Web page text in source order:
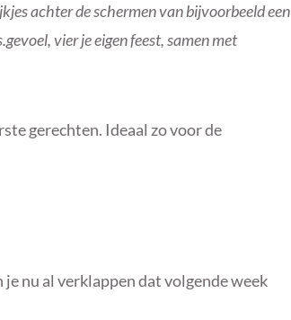
achter de schermen van bijvoorbeeld een
vier je eigen feest, samen met
gerechten. Ideaal zo voor de
je nu al verklappen dat volgende week